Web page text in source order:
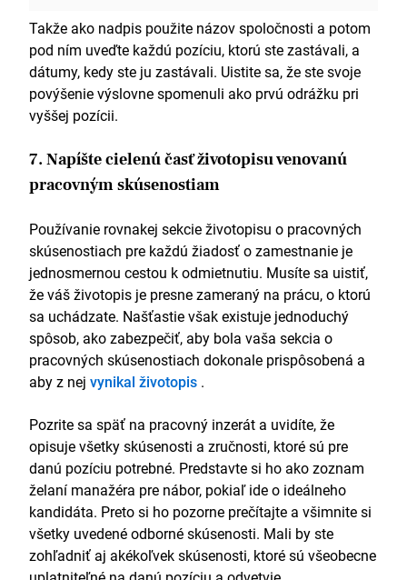
Takže ako nadpis použite názov spoločnosti a potom
pod ním uveďte každú pozíciu, ktorú ste zastávali, a
dátumy, kedy ste ju zastávali. Uistite sa, že ste svoje
povýšenie výslovne spomenuli ako prvú odrážku pri
vyššej pozícii.
7. Napíšte cielenú časť životopisu venovanú
pracovným skúsenostiam
Používanie rovnakej sekcie životopisu o pracovných
skúsenostiach pre každú žiadosť o zamestnanie je
jednosmernou cestou k odmietnutiu. Musíte sa uistiť,
že váš životopis je presne zameraný na prácu, o ktorú
sa uchádzate. Našťastie však existuje jednoduchý
spôsob, ako zabezpečiť, aby bola vaša sekcia o
pracovných skúsenostiach dokonale prispôsobená a
aby z nej vynikal životopis .
Pozrite sa späť na pracovný inzerát a uvidíte, že
opisuje všetky skúsenosti a zručnosti, ktoré sú pre
danú pozíciu potrebné. Predstavte si ho ako zoznam
želaní manažéra pre nábor, pokiaľ ide o ideálneho
kandidáta. Preto si ho pozorne prečítajte a všimnite si
všetky uvedené odborné skúsenosti. Mali by ste
zohľadniť aj akékoľvek skúsenosti, ktoré sú všeobecne